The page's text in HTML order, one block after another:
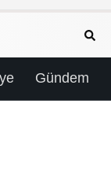
Gündem